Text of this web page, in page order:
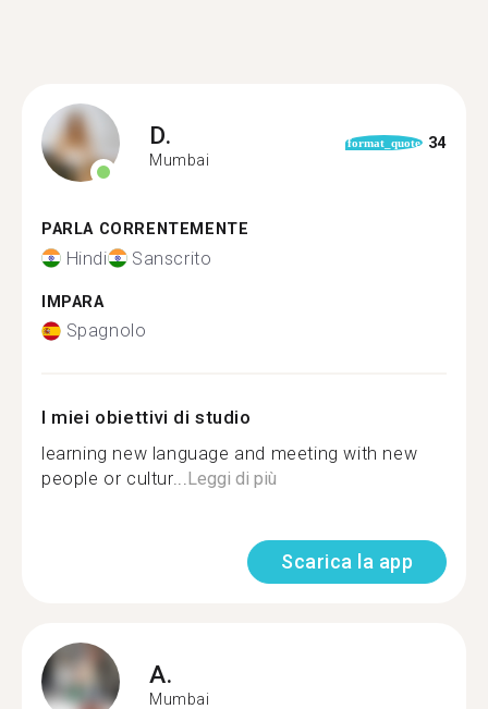
D.
Mumbai
format_quote 34
PARLA CORRENTEMENTE
Hindi Sanscrito
IMPARA
Spagnolo
I miei obiettivi di studio
learning new language and meeting with new
people or cultur...Leggi di più
Scarica la app
A.
Mumbai